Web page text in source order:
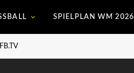
SPIELPLAN WM 2026